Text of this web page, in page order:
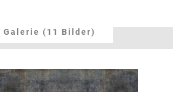
Galerie (11 Bilder)